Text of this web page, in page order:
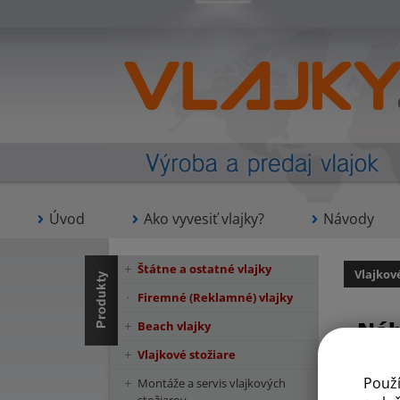
Úvod Ako vyvesiť vlajky? Návody
Štátne a ostatné vlajky
Firemné (Reklamné) vlajky
Beach vlajky
Vlajkové stožiare
Montáže a servis vlajkových